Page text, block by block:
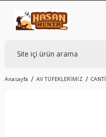
Anasayfa AV TÜFEKLERİMİZ